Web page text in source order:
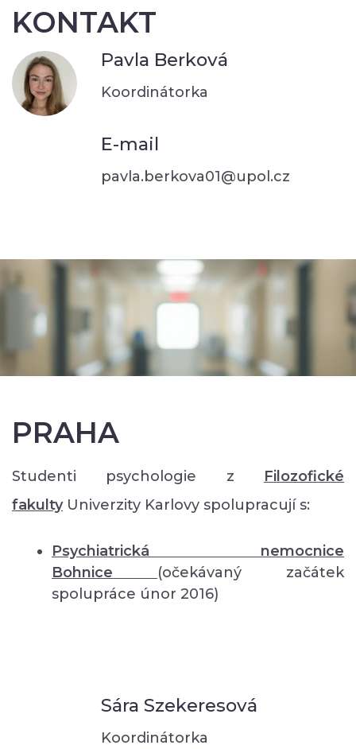
KONTAKT
Pavla Berková
Koordinátorka
E-mail
pavla.berkova01@upol.cz
PRAHA
Studenti psychologie z Filozofické
fakulty Univerzity Karlovy spolupracují s:
Psychiatrická nemocnice
Bohnice (očekávaný začátek
spolupráce únor 2016)
Sára Szekeresová
Koordinátorka